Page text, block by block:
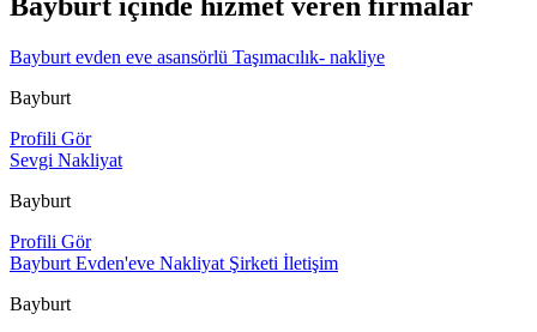
Bayburt evden eve asansörlü Taşımacılık- nakliye
Bayburt
Profili Gör
Sevgi Nakliyat
Bayburt
Profili Gör
Bayburt Evden'eve Nakliyat Şirketi İletişim
Bayburt